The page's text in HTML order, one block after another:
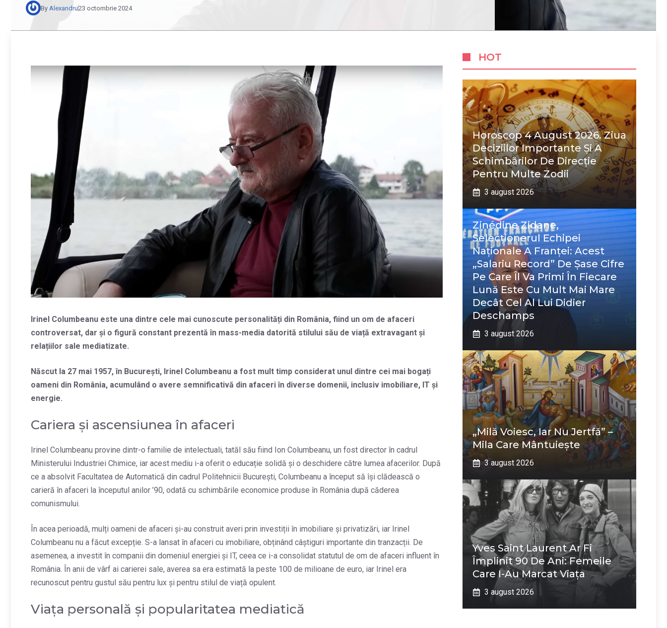
By Alexandru23 octombrie 2024
Irinel Columbeanu este una dintre cele mai cunoscute personalități din România, fiind un om de afaceri
controversat, dar și o figură constant prezentă în mass-media datorită stilului său de viață extravagant și
relațiilor sale mediatizate.
Născut la 27 mai 1957, în București, Irinel Columbeanu a fost mult timp considerat unul dintre cei mai bogați
oameni din România, acumulând o avere semnificativă din afaceri în diverse domenii, inclusiv imobiliare, IT și
energie.
Cariera și ascensiunea în afaceri
Irinel Columbeanu provine dintr-o familie de intelectuali, tatăl său fiind Ion Columbeanu, un fost director în cadrul
Ministerului Industriei Chimice, iar acest mediu i-a oferit o educație solidă și o deschidere către lumea afacerilor. După
ce a absolvit Facultatea de Automatică din cadrul Politehnicii București, Columbeanu a început să își clădească o
carieră în afaceri la începutul anilor ’90, odată cu schimbările economice produse în România după căderea
comunismului.
În acea perioadă, mulți oameni de afaceri și-au construit averi prin investiții în imobiliare și privatizări, iar Irinel
Columbeanu nu a făcut excepție. S-a lansat în afaceri cu imobiliare, obținând câștiguri importante din tranzacții. De
asemenea, a investit în companii din domeniul energiei și IT, ceea ce i-a consolidat statutul de om de afaceri influent în
România. În anii de vârf ai carierei sale, averea sa era estimată la peste 100 de milioane de euro, iar Irinel era
recunoscut pentru gustul său pentru lux și pentru stilul de viață opulent.
Viața personală și popularitatea mediatică
HOT
Horoscop 4 August 2026. Ziua
Deciziilor Importante Și A
Schimbărilor De Direcție
Pentru Multe Zodii
3 august 2026
Zinédine Zidane,
Selecționerul Echipei
Naționale A Franței: Acest
„salariu Record” De Șase Cifre
Pe Care Îl Va Primi În Fiecare
Lună Este Cu Mult Mai Mare
Decât Cel Al Lui Didier
Deschamps
3 august 2026
„Milă Voiesc, Iar Nu Jertfă” –
Mila Care Mântuiește
3 august 2026
Yves Saint Laurent Ar Fi
Împlinit 90 De Ani: Femeile
Care I-Au Marcat Viața
3 august 2026